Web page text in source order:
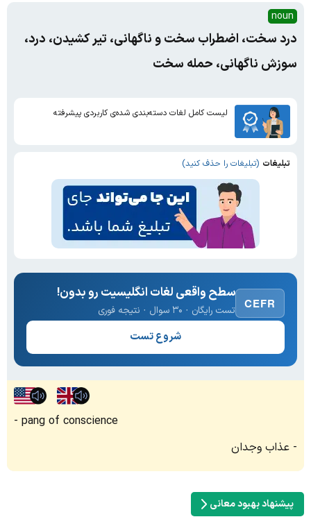
noun
درد سخت، اضطراب سخت و ناگهانی، تیر کشیدن، درد،
سوزش ناگهانی، حمله سخت
لیست کامل لغات دسته‌بندی شده‌ی کاربردی پیشرفته
تبلیغات (تبلیغات را حذف کنید)
CEFR
سطح واقعی لغات انگلیسیت رو بدون!
تست رایگان · ۳۰ سوال · نتیجه فوری
شروع تست
pang of conscience
عذاب وجدان
پیشنهاد بهبود معانی